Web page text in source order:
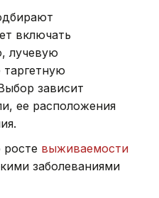
включать
лучевую
зависит
ее расположения
выживаемости
заболеваниями